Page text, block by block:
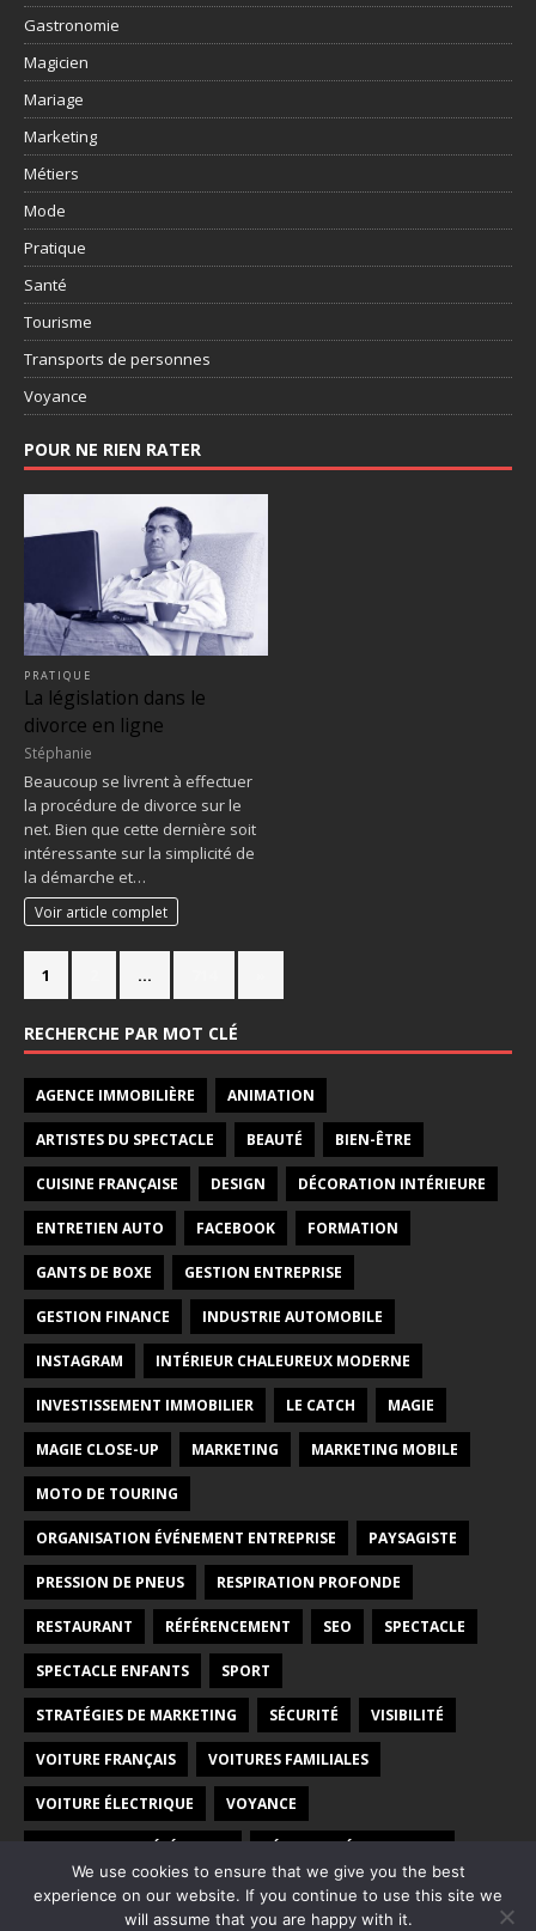
Gastronomie
Magicien
Mariage
Marketing
Métiers
Mode
Pratique
Santé
Tourisme
Transports de personnes
Voyance
POUR NE RIEN RATER
PRATIQUE
La législation dans le
divorce en ligne
Stéphanie
Beaucoup se livrent à effectuer
la procédure de divorce sur le
net. Bien que cette dernière soit
intéressante sur la simplicité de
la démarche et…
Voir article complet
1 …
RECHERCHE PAR MOT CLÉ
AGENCE IMMOBILIÈRE ANIMATION
ARTISTES DU SPECTACLE BEAUTÉ BIEN-ÊTRE
CUISINE FRANÇAISE DESIGN DÉCORATION INTÉRIEURE
ENTRETIEN AUTO FACEBOOK FORMATION
GANTS DE BOXE GESTION ENTREPRISE
GESTION FINANCE INDUSTRIE AUTOMOBILE
INSTAGRAM INTÉRIEUR CHALEUREUX MODERNE
INVESTISSEMENT IMMOBILIER LE CATCH MAGIE
MAGIE CLOSE-UP MARKETING MARKETING MOBILE
MOTO DE TOURING
ORGANISATION ÉVÉNEMENT ENTREPRISE PAYSAGISTE
PRESSION DE PNEUS RESPIRATION PROFONDE
RESTAURANT RÉFÉRENCEMENT SEO SPECTACLE
SPECTACLE ENFANTS SPORT
STRATÉGIES DE MARKETING SÉCURITÉ VISIBILITÉ
VOITURE FRANÇAIS VOITURES FAMILIALES
VOITURE ÉLECTRIQUE VOYANCE
VOYANCE PAR TÉLÉPHONE VÉHICULES ÉLECTRIQUES
WEB WEBMARKETING
We use cookies to ensure that we give you the best
experience on our website. If you continue to use this site we
will assume that you are happy with it.